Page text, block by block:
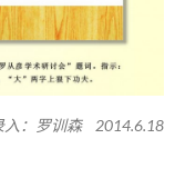
：罗训森 2014.6.18